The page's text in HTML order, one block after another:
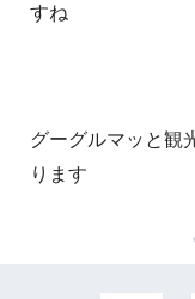
すね
グーグルマッと観
ります